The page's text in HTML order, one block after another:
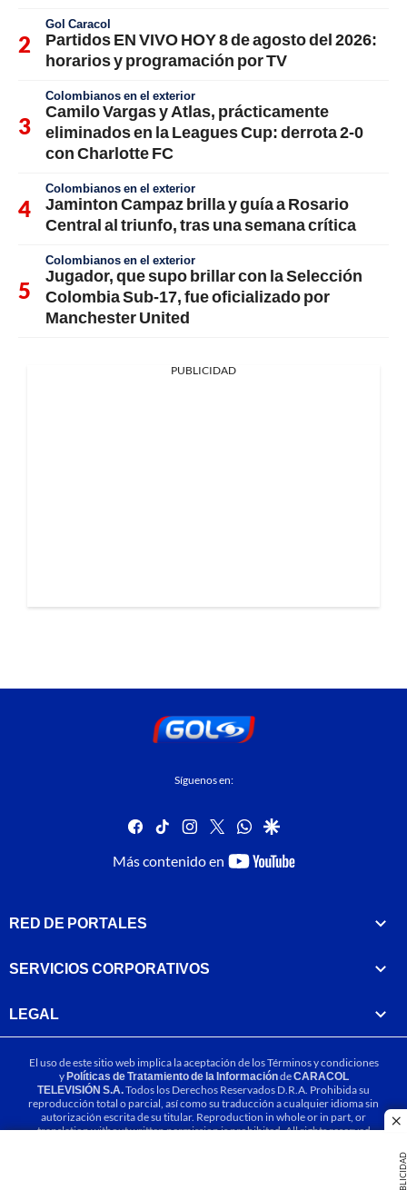
PUBLICIDAD
Gol Caracol
Partidos EN VIVO HOY 8 de agosto del 2026:
horarios y programación por TV
Colombianos en el exterior
Camilo Vargas y Atlas, prácticamente
eliminados en la Leagues Cup: derrota 2-0
con Charlotte FC
Colombianos en el exterior
Jaminton Campaz brilla y guía a Rosario
Central al triunfo, tras una semana crítica
Colombianos en el exterior
Jugador, que supo brillar con la Selección
Colombia Sub-17, fue oficializado por
Manchester United
PUBLICIDAD
Síguenos en:
facebook
tiktok instagram
twitterwhatsapp
google
Más contenido en
youtube-
RED DE PORTALES
SERVICIOS CORPORATIVOS
LEGAL
El uso de este sitio web implica la aceptación de losTérminos y condiciones
yPolíticas de Tratamiento de la InformacióndeCARACOL
TELEVISIÓN S.A.Todos los Derechos Reservados D.R.A. Prohibida su
reproducción total o parcial, así como su traducción a cualquier idioma sin
autorización escrita de su titular. Reproduction in whole or in part, or
translation without written permission is prohibited. All rights reserved